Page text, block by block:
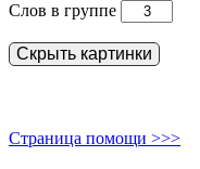
Слов в группе
Скрыть картинки
Страница помощи >>>